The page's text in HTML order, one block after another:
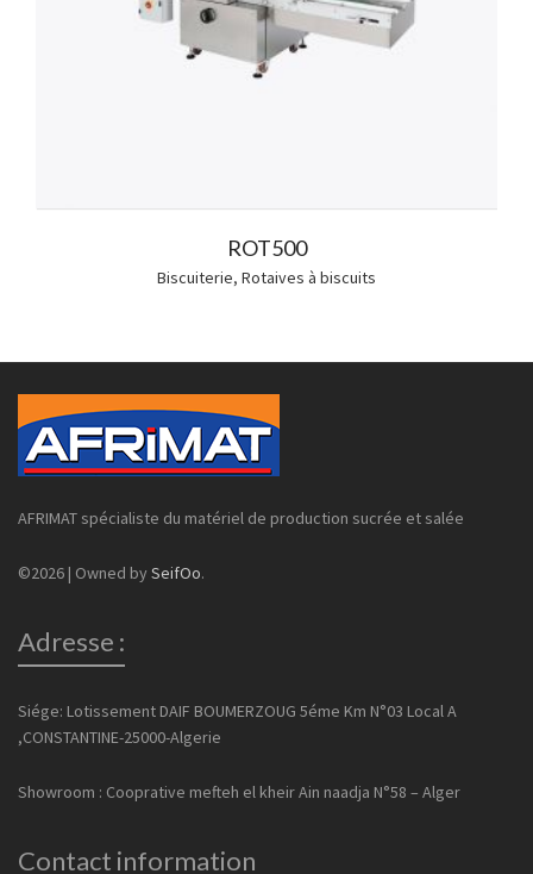
ROT500
Biscuiterie, Rotaives à biscuits
AFRIMAT spécialiste du matériel de production sucrée et salée
©2026 | Owned by SeifOo.
Adresse :
Siége: Lotissement DAIF BOUMERZOUG 5éme Km N°03 Local A
,CONSTANTINE-25000-Algerie
Showroom : Cooprative mefteh el kheir Ain naadja N°58 – Alger
Contact information